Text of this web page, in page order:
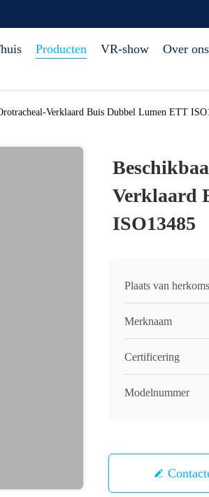
Producten VR-show Over ons
Verklaard Buis Dubbel Lumen ETT
Verklaard
ISO13485
Plaats van
Merknaam
Certificering
Modelnummer